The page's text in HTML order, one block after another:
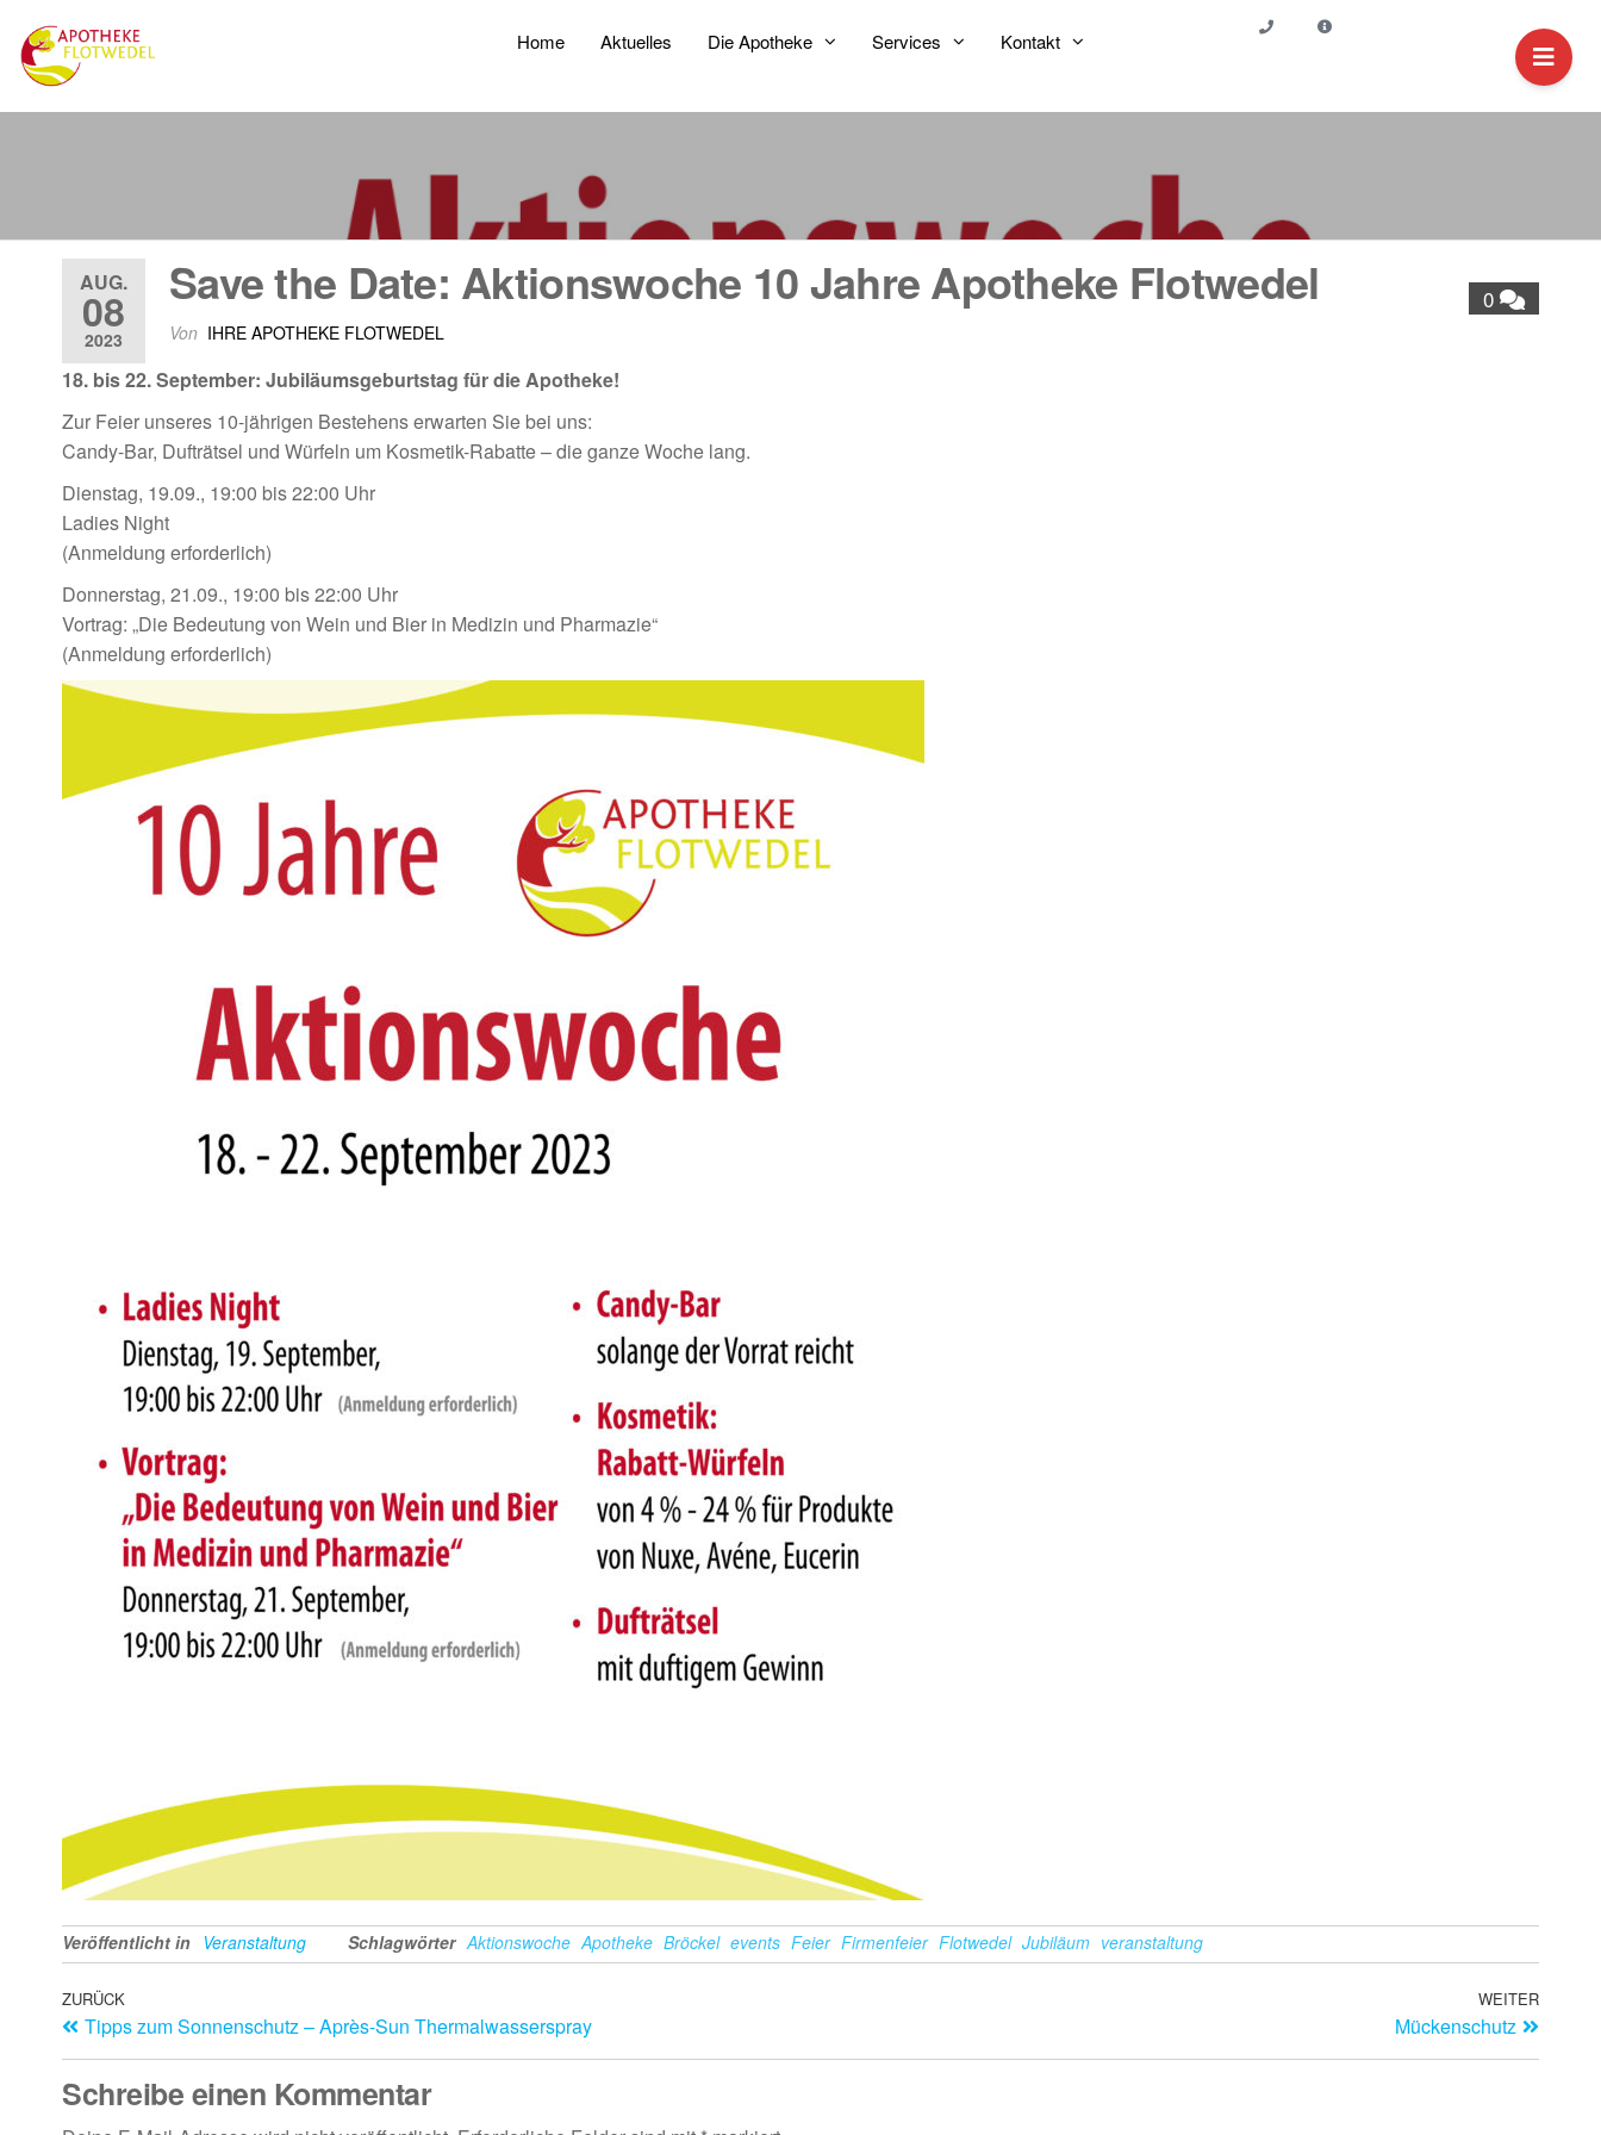
Home Aktuelles Die Apotheke Services Kontakt
AUG.
08
2023
0
Save the Date: Aktionswoche 10 Jahre Apotheke Flotwedel
Von IHRE APOTHEKE FLOTWEDEL
18. bis 22. September: Jubiläumsgeburtstag für die Apotheke!
Zur Feier unseres 10-jährigen Bestehens erwarten Sie bei uns:
Candy-Bar, Dufträtsel und Würfeln um Kosmetik-Rabatte – die ganze Woche lang.
Dienstag, 19.09., 19:00 bis 22:00 Uhr
Ladies Night
(Anmeldung erforderlich)
Donnerstag, 21.09., 19:00 bis 22:00 Uhr
Vortrag: „Die Bedeutung von Wein und Bier in Medizin und Pharmazie“
(Anmeldung erforderlich)
Veröffentlicht in Veranstaltung Schlagwörter Aktionswoche Apotheke Bröckel events Feier Firmenfeier Flotwedel Jubiläum veranstaltung
ZURÜCK
Tipps zum Sonnenschutz – Après-Sun Thermalwasserspray
WEITER
Mückenschutz
Schreibe einen Kommentar